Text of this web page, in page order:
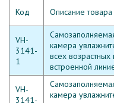
Код Описание товара
VH-
3141-
1
камера
всех возрастных
встроенной
VH-
3141-
камера